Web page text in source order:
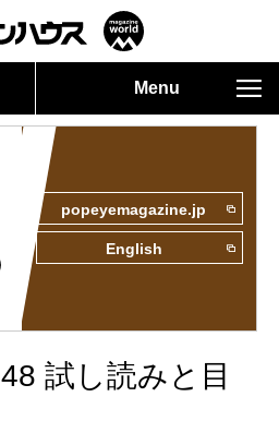
Menu
popeyemagazine.jp
English
試し読みと目